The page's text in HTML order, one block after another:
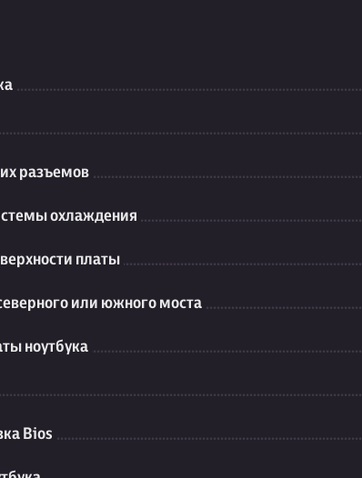
разъемов
охлаждения
платы
или южного моста
ноутбука
Bios